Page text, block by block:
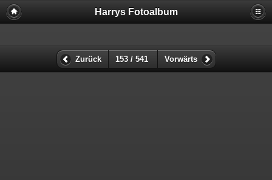
Harrys Fotoalbum
Zurück 153 / 541 Vorwärts